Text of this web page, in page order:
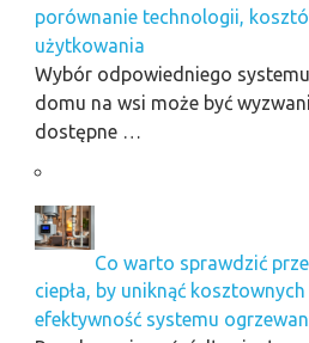
porównanie technologii,
użytkowania
Wybór odpowiedniego
domu na wsi może być
dostępne …
Co warto sprawdzić
ciepła, by uniknąć
efektywność systemu